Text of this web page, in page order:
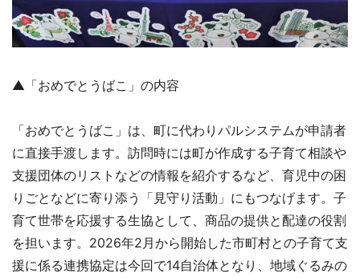
▲「おめでとうばこ」の内容
「おめでとうばこ」は、町に代わりパルシステムが申請者
に直接手渡します。訪問時には町が作成する子育て相談や
支援団体のリストなどの情報を紹介するなど、育児中の困
りごとなどに寄り添う「見守り活動」にもつなげます。子
育て世帯を応援する生協として、商品の提供と配達の役割
を担います。2026年2月から開始した市町村との子育て支
援に係る連携協定は今回で14自治体となり、地域ぐるみの